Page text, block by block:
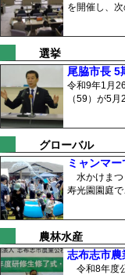
を開催し、
選挙
尾脇市長
令和9年1月
（59）が5
グローバル
ミャンマ
水かけまつ
寿光園園庭
農林水産
志布志市
令和8年度